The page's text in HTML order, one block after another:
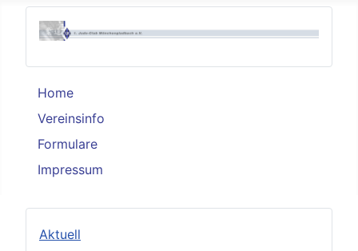
Home
Vereinsinfo
Formulare
Impressum
Aktuell